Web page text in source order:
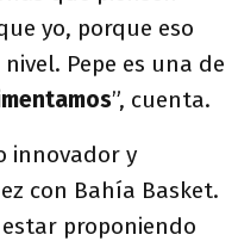
yo, porque eso
Pepe es una de
”, cuenta.
innovador y
con Bahía Basket.
proponiendo